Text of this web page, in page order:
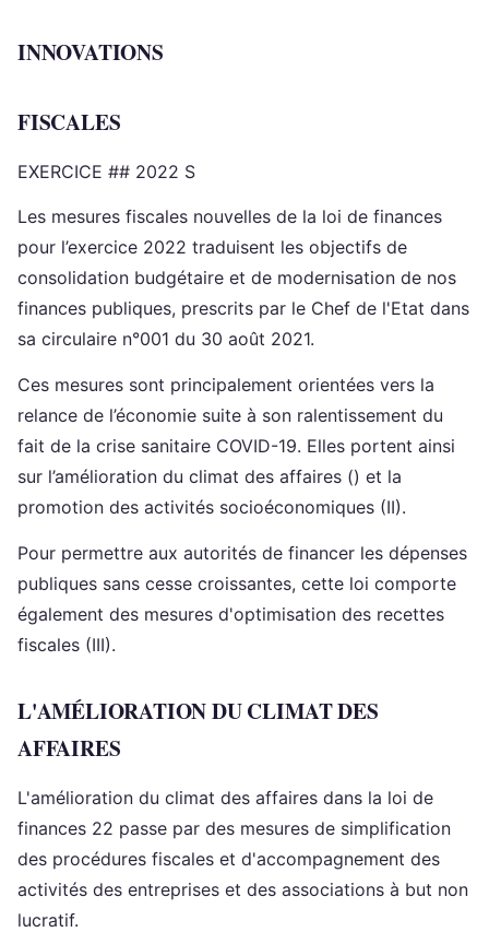
INNOVATIONS
FISCALES
EXERCICE ## 2022 S
Les mesures fiscales nouvelles de la loi de finances
pour l’exercice 2022 traduisent les objectifs de
consolidation budgétaire et de modernisation de nos
finances publiques, prescrits par le Chef de l'Etat dans
sa circulaire n°001 du 30 août 2021.
Ces mesures sont principalement orientées vers la
relance de l’économie suite à son ralentissement du
fait de la crise sanitaire COVID-19. Elles portent ainsi
sur l’amélioration du climat des affaires () et la
promotion des activités socioéconomiques (II).
Pour permettre aux autorités de financer les dépenses
publiques sans cesse croissantes, cette loi comporte
également des mesures d'optimisation des recettes
fiscales (III).
L'AMÉLIORATION DU CLIMAT DES
AFFAIRES
L'amélioration du climat des affaires dans la loi de
finances 22 passe par des mesures de simplification
des procédures fiscales et d'accompagnement des
activités des entreprises et des associations à but non
lucratif.